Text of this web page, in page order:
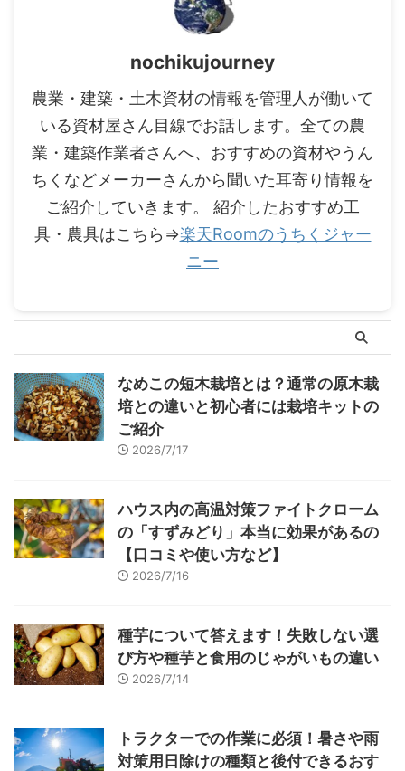
nochikujourney
農業・建築・土木資材の情報を管理人が働いて
いる資材屋さん目線でお話します。全ての農
業・建築作業者さんへ、おすすめの資材やうん
ちくなどメーカーさんから聞いた耳寄り情報を
ご紹介していきます。 紹介したおすすめ工
具・農具はこちら⇒楽天Roomのうちくジャー
ニー
なめこの短木栽培とは？通常の原木栽
培との違いと初心者には栽培キットの
ご紹介
2026/7/17
ハウス内の高温対策ファイトクローム
の「すずみどり」本当に効果があるの
【口コミや使い方など】
2026/7/16
種芋について答えます！失敗しない選
び方や種芋と食用のじゃがいもの違い
2026/7/14
トラクターでの作業に必須！暑さや雨
対策用日除けの種類と後付できるおす